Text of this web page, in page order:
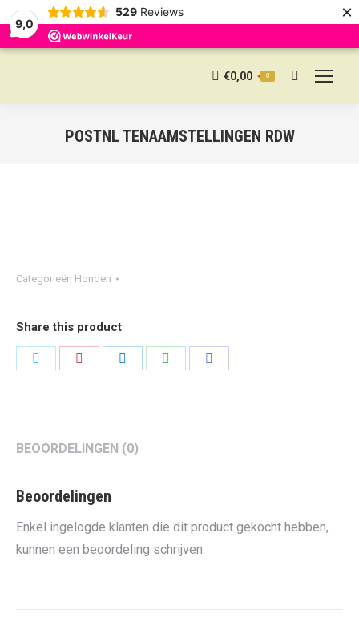
9,0
529 Reviews ×
€0,00 0 Search:
POSTNL TENAAMSTELLINGEN RDW
Categorieën Honden
Share this product
BEOORDELINGEN (0)
Beoordelingen
Enkel ingelogde klanten die dit product gekocht hebben,
kunnen een beoordeling schrijven.